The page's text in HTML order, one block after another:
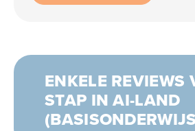
ENKELE REVIEWS
STAP IN AI-LAND